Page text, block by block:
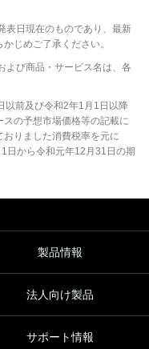
表日現在のものであり、最新
じめご了承ください。
よび商品・サービス名は、各
前及び令和2年1月1日以降
の予想市場価格等の記載に
りました消費税率を元に
日から令和元年12月31日の期
製品情報
法人向け製品
サポート情報